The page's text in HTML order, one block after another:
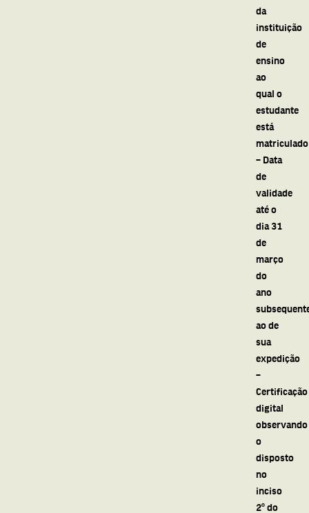
da
instituição
de
ensino
ao
qual o
estudante
está
matriculado
– Data
de
validade
até o
dia 31
de
março
do
ano
ao de
sua
expedição
–
Certificação
digital
observando
o
disposto
no
inciso
2º do